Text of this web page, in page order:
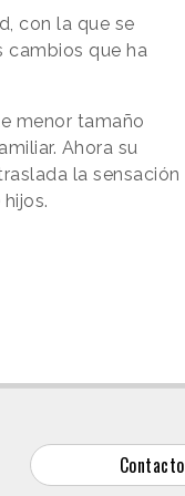
con la que se
cambios que ha
menor tamaño
Ahora su
la sensación
Contacto